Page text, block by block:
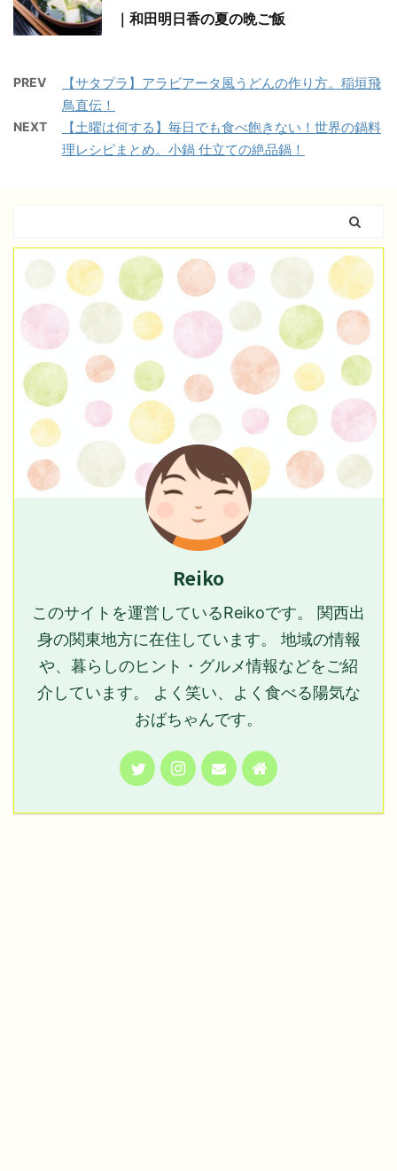
｜和田明日香の夏の晩ご飯
PREV
【サタプラ】アラビアータ風うどんの作り方。稲垣飛
鳥直伝！
NEXT
【土曜は何する】毎日でも食べ飽きない！世界の鍋料
理レシピまとめ。小鍋 仕立ての絶品鍋！
Reiko
このサイトを運営しているReikoです。 関西出
身の関東地方に在住しています。 地域の情報
や、暮らしのヒント・グルメ情報などをご紹
介しています。 よく笑い、よく食べる陽気な
おばちゃんです。